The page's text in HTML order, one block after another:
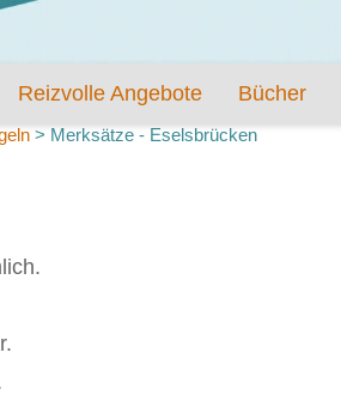
Reizvolle Angebote Bücher
> Merksätze - Eselsbrücken